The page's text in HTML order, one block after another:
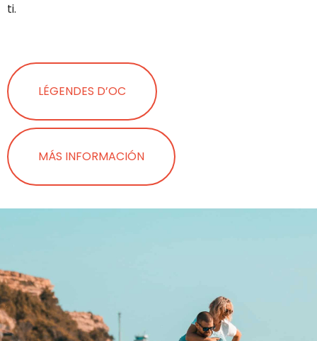
ti.
LÉGENDES D’OC
MÁS INFORMACIÓN